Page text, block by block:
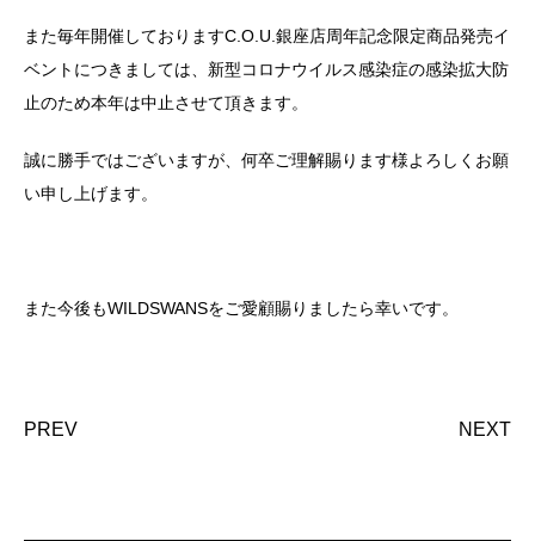
また毎年開催しておりますC.O.U.銀座店周年記念限定商品発売イ
ベントにつきましては、新型コロナウイルス感染症の感染拡大防
止のため本年は中止させて頂きます。
誠に勝手ではございますが、何卒ご理解賜ります様よろしくお願
い申し上げます。
また今後もWILDSWANSをご愛顧賜りましたら幸いです。
PREV NEXT